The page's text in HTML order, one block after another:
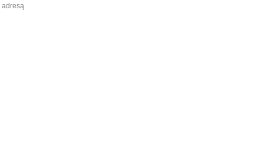
adresą